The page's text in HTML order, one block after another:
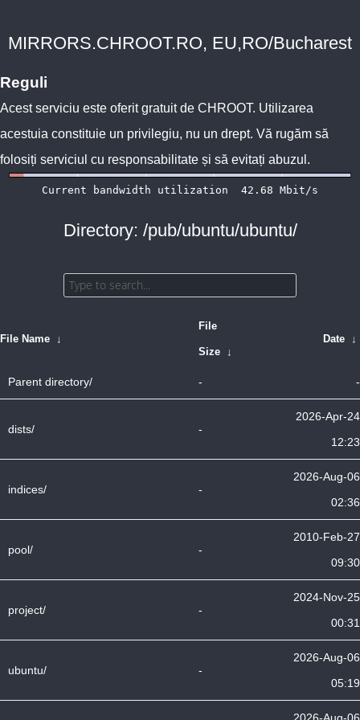
MIRRORS.CHROOT.RO, EU,RO/Bucharest
Reguli
Acest serviciu este oferit gratuit de CHROOT. Utilizarea
acestuia constituie un privilegiu, nu un drept. Vă rugăm să
folosiți serviciul cu responsabilitate și să evitați abuzul.
Directory: /pub/ubuntu/ubuntu/
File Name ↓
File
Size ↓
Date ↓
Parent directory/ - -
dists/ -
2026-Apr-24
12:23
indices/ -
2026-Aug-06
02:36
pool/ -
2010-Feb-27
09:30
project/ -
2024-Nov-25
00:31
ubuntu/ -
2026-Aug-06
05:19